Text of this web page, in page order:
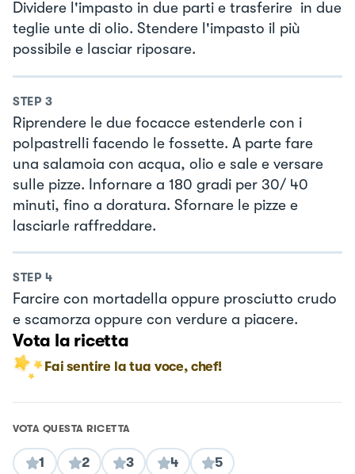
Dividere l'impasto in due parti e trasferire in due
teglie unte di olio. Stendere l'impasto il più
possibile e lasciar riposare.
STEP 3
Riprendere le due focacce estenderle con i
polpastrelli facendo le fossette. A parte fare
una salamoia con acqua, olio e sale e versare
sulle pizze. Infornare a 180 gradi per 30/ 40
minuti, fino a doratura. Sfornare le pizze e
lasciarle raffreddare.
STEP 4
Farcire con mortadella oppure prosciutto crudo
e scamorza oppure con verdure a piacere.
Vota la ricetta
Fai sentire la tua voce, chef!
VOTA QUESTA RICETTA
1 2 3 4 5